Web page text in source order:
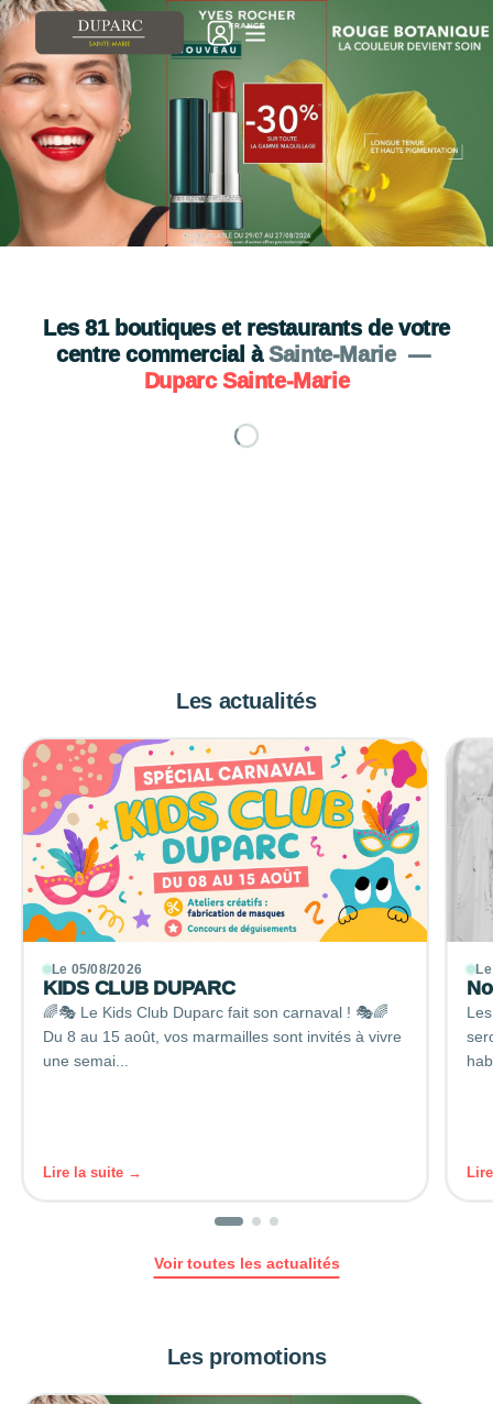
Je découvre
Les81boutiques et restaurants de votre
centre commercial àSainte-Marie —
Duparc Sainte-Marie
Les actualités
Le 05/08/2026
KIDS CLUB DUPARC
🌈🎭 Le Kids Club Duparc fait son carnaval ! 🎭🌈
Du 8 au 15 août, vos marmailles sont invités à vivre
une semai...
Lire la suite →
Voir toutes les actualités
Les promotions